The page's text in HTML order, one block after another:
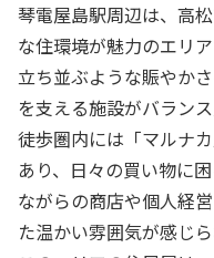
琴電屋島駅周辺は、高
な住環境が魅力のエリ
立ち並ぶような賑やか
を支える施設がバラン
徒歩圏内には「マルナ
あり、日々の買い物に
ながらの商店や個人経
た温かい雰囲気が感じら